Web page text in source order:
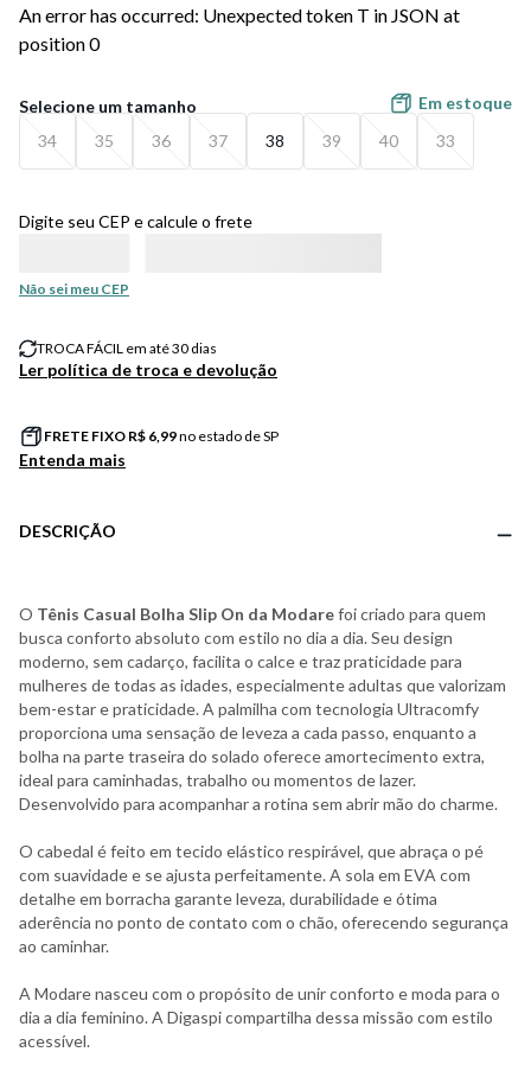
An error has occurred: Unexpected token T in JSON at
position 0
34 35 36 37 38 39 40 33
Em estoque
Digite seu CEP e calcule o frete
Não sei meu CEP
TROCA FÁCIL em até 30 dias
Ler política de troca e devolução
FRETE FIXO R$ 6,99no estado de SP
Entenda mais
DESCRIÇÃO
O Tênis Casual Bolha Slip On da Modarefoi criado para quem
busca conforto absoluto com estilo no dia a dia. Seu design
moderno, sem cadarço, facilita o calce e traz praticidade para
mulheres de todas as idades, especialmente adultas que valorizam
bem-estar e praticidade. A palmilha com tecnologia Ultracomfy
proporciona uma sensação de leveza a cada passo, enquanto a
bolha na parte traseira do solado oferece amortecimento extra,
ideal para caminhadas, trabalho ou momentos de lazer.
Desenvolvido para acompanhar a rotina sem abrir mão do charme.
O cabedal é feito em tecido elástico respirável, que abraça o pé
com suavidade e se ajusta perfeitamente. A sola em EVA com
detalhe em borracha garante leveza, durabilidade e ótima
aderência no ponto de contato com o chão, oferecendo segurança
ao caminhar.
A Modare nasceu com o propósito de unir conforto e moda para o
dia a dia feminino. A Digaspi compartilha dessa missão com estilo
acessível.